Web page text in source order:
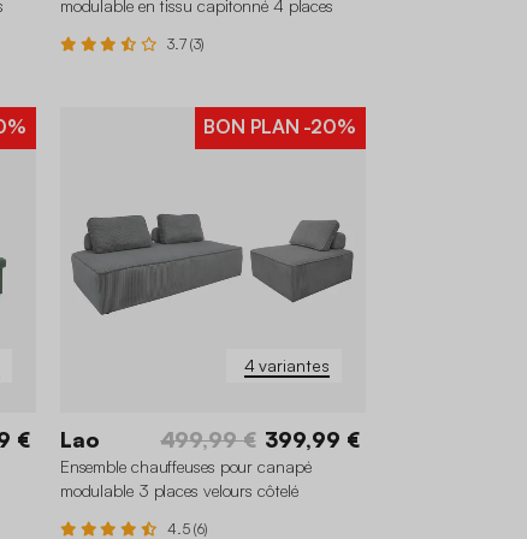
modulable en tissu capitonné 4 places
3.7 (3)
€
4 variantes
BON PLAN -20%
Lao 499,99 € 399,99 €
Ensemble chauffeuses pour canapé
modulable 3 places velours côtelé
4.5 (6)